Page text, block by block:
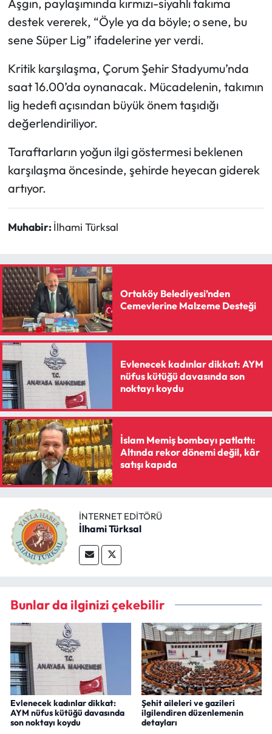
Aşgın, paylaşımında kırmızı-siyahlı takıma
destek vererek, “Öyle ya da böyle; o sene, bu
sene Süper Lig” ifadelerine yer verdi.
Kritik karşılaşma, Çorum Şehir Stadyumu’nda
saat 16.00’da oynanacak. Mücadelenin, takımın
lig hedefi açısından büyük önem taşıdığı
değerlendiriliyor.
Taraftarların yoğun ilgi göstermesi beklenen
karşılaşma öncesinde, şehirde heyecan giderek
artıyor.
Muhabir: İlhami Türksal
Ortaköy Belediyesi’nden
Cemevlerine Malzeme Desteği
Evlenecek kadınlar dikkat: AYM
nüfus kütüğü davasında son
noktayı koydu
İslam Memiş bombayı patlattı:
Altında rekor dönemi değil, kâr
satışı kapıda
İNTERNET EDITÖRÜ
İlhami Türksal
Bunlar da ilginizi çekebilir
Evlenecek kadınlar dikkat:
AYM nüfus kütüğü davasında
son noktayı koydu
Şehit aileleri ve gazileri
ilgilendiren düzenlemenin
detayları
Ortaköy Haberleri
Osmancık Haberleri
Otomotiv
Resmi İlan
Resmi Reklam
Sağlık
Siyaset
Spor
Turizm
Uğurludağ Haberleri
Yaşam
Yayla Haber
Yemek Tarifleri
Yerel Haberler